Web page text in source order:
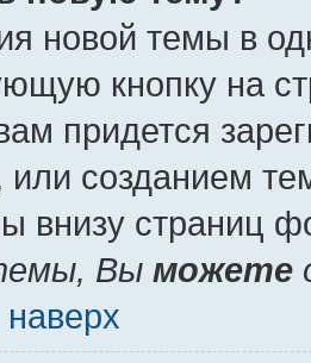
новой темы в
кнопку на
придется
созданием
внизу страниц
Вы можете